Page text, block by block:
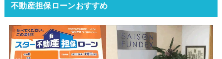
不動産担保ローンおすすめ